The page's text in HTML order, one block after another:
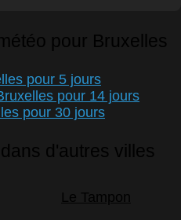
pour Bruxelles
pour 5 jours
pour 14 jours
pour 30 jours
d'autres villes
Le Tampon